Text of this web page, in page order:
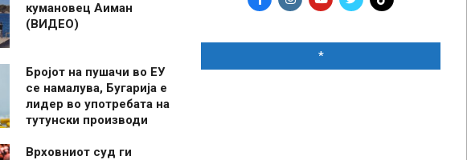
кумановец Аиман
(ВИДЕО)
Бројот на пушачи во ЕУ
се намалува, Бугарија е
лидер во употребата на
тутунски производи
Врховниот суд ги
*